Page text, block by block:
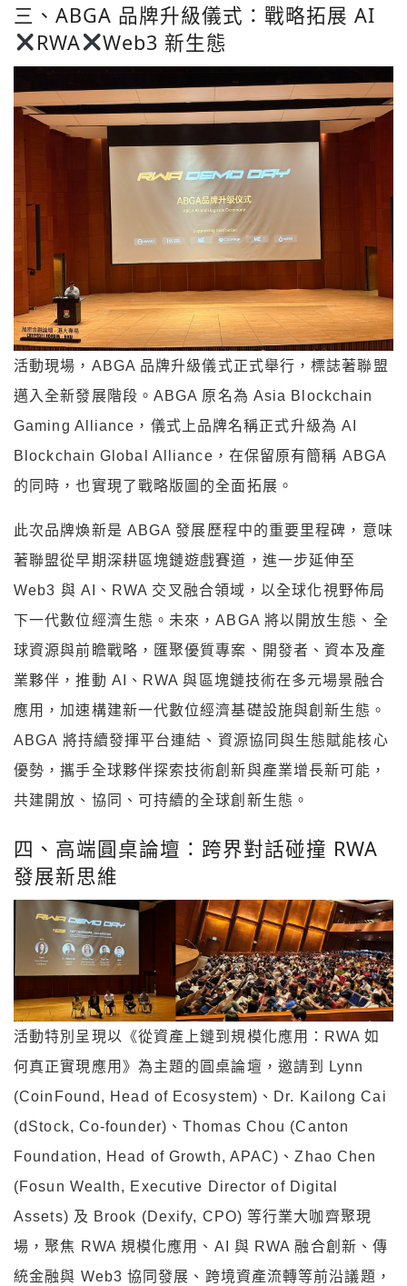
三、ABGA 品牌升級儀式：戰略拓展 AI
RWA
Web3 新生態
活動現場，ABGA 品牌升級儀式正式舉行，標誌著聯盟
邁入全新發展階段。ABGA 原名為 Asia Blockchain
Gaming Alliance，儀式上品牌名稱正式升級為 AI
Blockchain Global Alliance，在保留原有簡稱 ABGA
的同時，也實現了戰略版圖的全面拓展。
此次品牌煥新是 ABGA 發展歷程中的重要里程碑，意味
著聯盟從早期深耕區塊鏈遊戲賽道，進一步延伸至
Web3 與 AI、RWA 交叉融合領域，以全球化視野佈局
下一代數位經濟生態。未來，ABGA 將以開放生態、全
球資源與前瞻戰略，匯聚優質專案、開發者、資本及產
業夥伴，推動 AI、RWA 與區塊鏈技術在多元場景融合
應用，加速構建新一代數位經濟基礎設施與創新生態。
ABGA 將持續發揮平台連結、資源協同與生態賦能核心
優勢，攜手全球夥伴探索技術創新與產業增長新可能，
共建開放、協同、可持續的全球創新生態。
四、高端圓桌論壇：跨界對話碰撞 RWA
發展新思維
活動特別呈現以《從資產上鏈到規模化應用：RWA 如
何真正實現應用》為主題的圓桌論壇，邀請到 Lynn
(CoinFound, Head of Ecosystem)、Dr. Kailong Cai
(dStock, Co-founder)、Thomas Chou (Canton
Foundation, Head of Growth, APAC)、Zhao Chen
(Fosun Wealth, Executive Director of Digital
Assets) 及 Brook (Dexify, CPO) 等行業大咖齊聚現
場，聚焦 RWA 規模化應用、AI 與 RWA 融合創新、傳
統金融與 Web3 協同發展、跨境資產流轉等前沿議題，